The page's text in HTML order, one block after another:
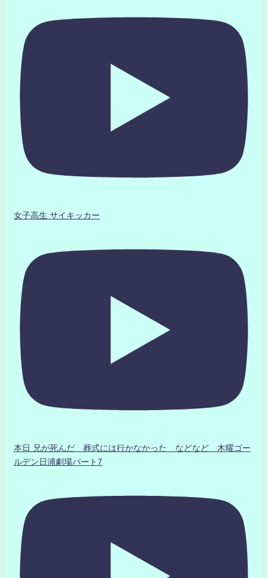
女子高生 サイキッカー
本日 兄が死んだ 葬式には行かなかった などなど 木曜ゴー
ルデン日浦劇場パート7